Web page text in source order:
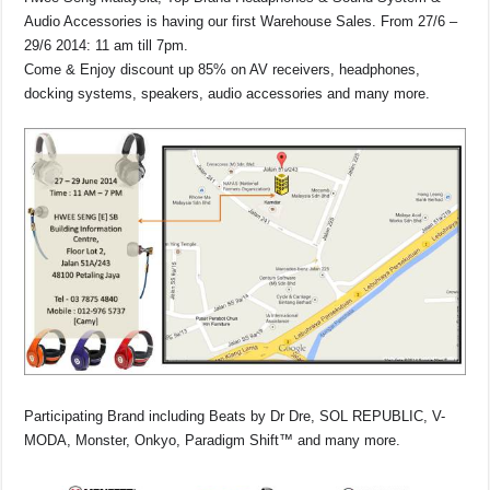
Audio Accessories is having our first Warehouse Sales. From 27/6 –
29/6 2014: 11 am till 7pm.
Come & Enjoy discount up 85% on AV receivers, headphones,
docking systems, speakers, audio accessories and many more.
Participating Brand including Beats by Dr Dre, SOL REPUBLIC, V-
MODA, Monster, Onkyo, Paradigm Shift™ and many more.